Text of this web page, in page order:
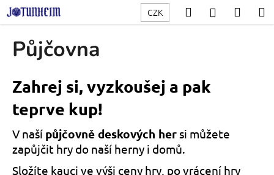
Přejít
na
obsah
CZK HledatPřihlášení
Půjčovna
Zahrej si, vyzkoušej a pak
teprve kup!
V naší půjčovně deskových her si můžete
zapůjčit hry do naší herny i domů.
Složíte kauci ve výši ceny hry, po vrácení hry
o
o
p
o
t
ř
e